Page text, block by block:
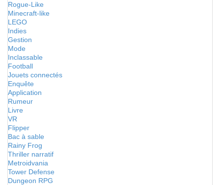
Rogue-Like
Minecraft-like
LEGO
Indies
Gestion
Mode
Inclassable
Football
Jouets connectés
Enquête
Application
Rumeur
Livre
VR
Flipper
Bac à sable
Rainy Frog
Thriller narratif
Metroidvania
Tower Defense
Dungeon RPG